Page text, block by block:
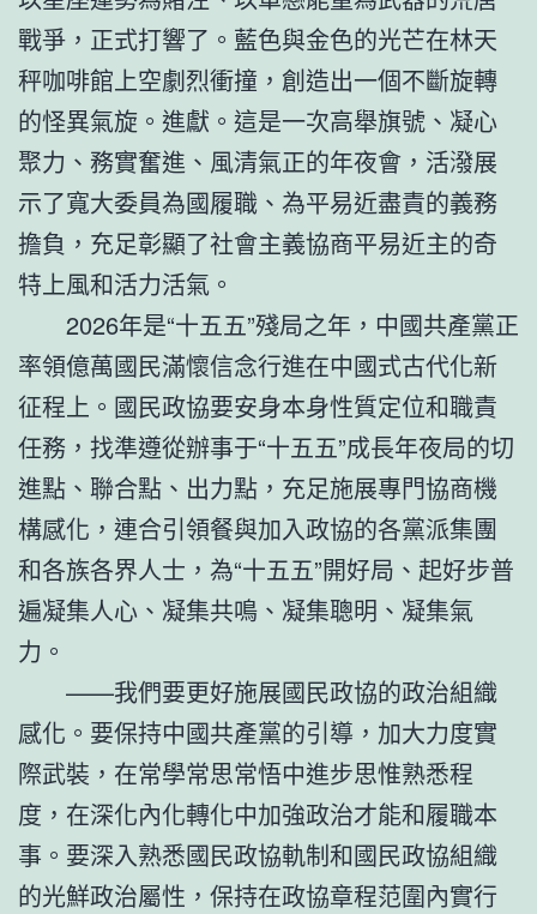
戰爭，正式打響了。藍色與金色的光芒在林天
秤咖啡館上空劇烈衝撞，創造出一個不斷旋轉
的怪異氣旋。進獻。這是一次高舉旗號、凝心
聚力、務實奮進、風清氣正的年夜會，活潑展
示了寬大委員為國履職、為平易近盡責的義務
擔負，充足彰顯了社會主義協商平易近主的奇
特上風和活力活氣。
2026年是“十五五”殘局之年，中國共產黨正
率領億萬國民滿懷信念行進在中國式古代化新
征程上。國民政協要安身本身性質定位和職責
任務，找準遵從辦事于“十五五”成長年夜局的切
進點、聯合點、出力點，充足施展專門協商機
構感化，連合引領餐與加入政協的各黨派集團
和各族各界人士，為“十五五”開好局、起好步普
遍凝集人心、凝集共鳴、凝集聰明、凝集氣
力。
——我們要更好施展國民政協的政治組織
感化。要保持中國共產黨的引導，加大力度實
際武裝，在常學常思常悟中進步思惟熟悉程
度，在深化內化轉化中加強政治才能和履職本
事。要深入熟悉國民政協軌制和國民政協組織
的光鮮政治屬性，保持在政協章程范圍內實行